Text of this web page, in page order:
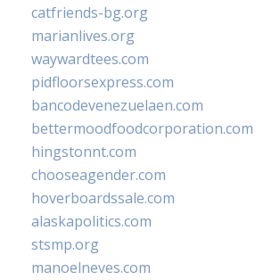
catfriends-bg.org
marianlives.org
waywardtees.com
pidfloorsexpress.com
bancodevenezuelaen.com
bettermoodfoodcorporation.com
hingstonnt.com
chooseagender.com
hoverboardssale.com
alaskapolitics.com
stsmp.org
manoelneves.com